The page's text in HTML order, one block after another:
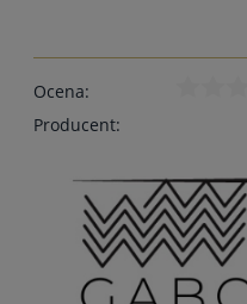
Ocena:
Producent: